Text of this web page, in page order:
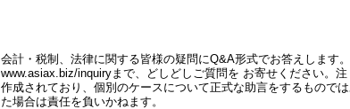
会計・税制、法律に関する皆様の疑問にQ&A形式でお答えします
www.asiax.biz/inquiryまで、どしどしご質問を お寄せください。
作成されており、個別のケースについて正式な助言をするもので
た場合は責任を負いかねます。